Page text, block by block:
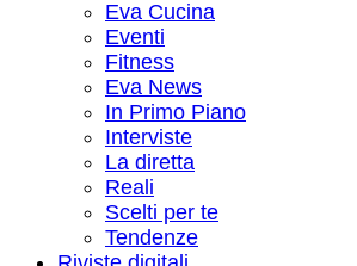
Eva Cucina
Eventi
Fitness
Eva News
In Primo Piano
Interviste
La diretta
Reali
Scelti per te
Tendenze